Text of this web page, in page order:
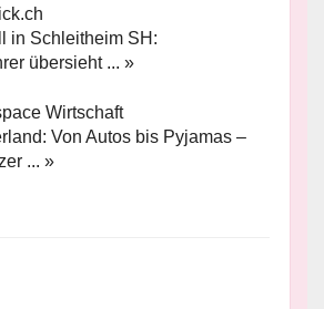
in Schleitheim SH:
übersieht ... »
Von Autos bis Pyjamas –
... »